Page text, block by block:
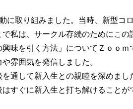
に取り組みました。当時、新型コ
私は、サークル存続のためにこの
味を引く方法」についてＺｏｏｍ
雰囲気を発信しました。
通して新入生との親睦を深めまし
すぐに新入生と打ち解けることが